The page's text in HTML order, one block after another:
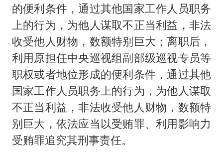
的便利条件，通过其他国家工作人员职务
上的行为，为他人谋取不正当利益，非法
收受他人财物，数额特别巨大；离职后，
利用原担任中央巡视组副部级巡视专员等
职权或者地位形成的便利条件，通过其他
国家工作人员职务上的行为，为他人谋取
不正当利益，非法收受他人财物，数额特
别巨大，依法应当以受贿罪、利用影响力
受贿罪追究其刑事责任。